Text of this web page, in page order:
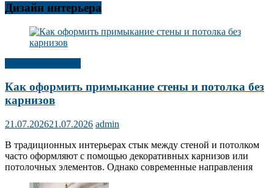
Дизайн интерьера
Как оформить примыкание стены и потолка без
карнизов
21.07.202621.07.2026 admin
В традиционных интерьерах стык между стеной и потолком
часто оформляют с помощью декоративных карнизов или
потолочных элементов. Однако современные направления